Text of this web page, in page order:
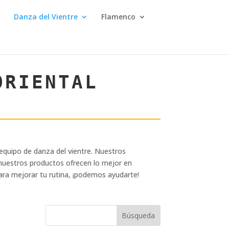
Danza del Vientre Flamenco
de danza del vientre. Nuestros
productos ofrecen lo mejor en
mejorar tu rutina, ¡podemos ayudarte!